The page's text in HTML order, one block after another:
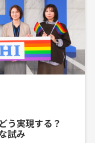
う実現する？
試み